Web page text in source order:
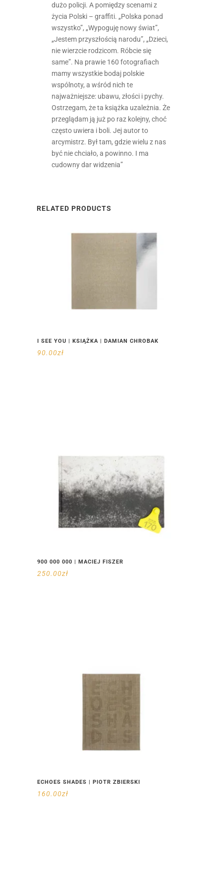
dużo policji. A pomiędzy scenami z
życia Polski – graffiti. „Polska ponad
wszystko”, „Wypoguję nowy świat”,
„Jestem przyszłością narodu”, „Dzieci,
nie wierzcie rodzicom. Róbcie się
same”. Na prawie 160 fotografiach
mamy wszystkie bodaj polskie
wspólnoty, a wśród nich te
najważniejsze: ubawu, złości i pychy.
Ostrzegam, że ta książka uzależnia. Że
przeglądam ją już po raz kolejny, choć
często uwiera i boli. Jej autor to
arcymistrz. Był tam, gdzie wielu z nas
być nie chciało, a powinno. I ma
cudowny dar widzenia”
RELATED PRODUCTS
I SEE YOU | KSIĄŻKA | DAMIAN CHROBAK
90.00zł
900 000 000 | MACIEJ FISZER
250.00zł
ECHOES SHADES | PIOTR ZBIERSKI
160.00zł